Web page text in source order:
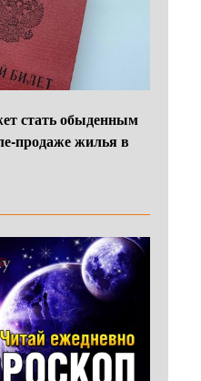
стать обыденным
продаже жилья в